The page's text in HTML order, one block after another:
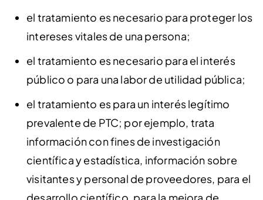
el tratamiento es necesario para proteger los
intereses vitales de una persona;
el tratamiento es necesario para el interés
público o para una labor de utilidad pública;
el tratamiento es para un interés legítimo
prevalente de PTC; por ejemplo, trata
información con fines de investigación
científica y estadística, información sobre
visitantes y personal de proveedores, para el